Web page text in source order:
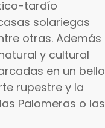
tardío
solariegas
otras. Además
y cultural
en un bello
rupestre y la
Palomeras o las